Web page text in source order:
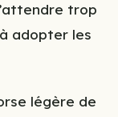
trop
adopter les
légère de